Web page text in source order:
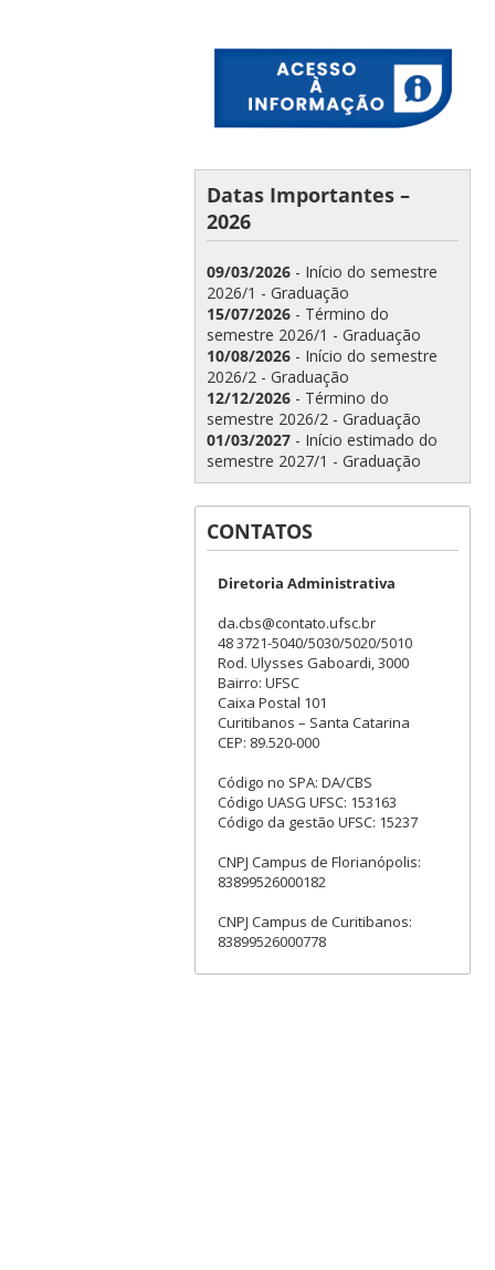
Datas Importantes –
2026
09/03/2026 - Início do semestre
2026/1 - Graduação
15/07/2026 - Término do
semestre 2026/1 - Graduação
10/08/2026 - Início do semestre
2026/2 - Graduação
12/12/2026 - Término do
semestre 2026/2 - Graduação
01/03/2027 - Início estimado do
semestre 2027/1 - Graduação
CONTATOS
Diretoria Administrativa
da.cbs@contato.ufsc.br
48 3721-5040/5030/5020/5010
Rod. Ulysses Gaboardi, 3000
Bairro: UFSC
Caixa Postal 101
Curitibanos – Santa Catarina
CEP: 89.520-000
Código no SPA: DA/CBS
Código UASG UFSC: 153163
Código da gestão UFSC: 15237
CNPJ Campus de Florianópolis:
83899526000182
CNPJ Campus de Curitibanos:
83899526000778